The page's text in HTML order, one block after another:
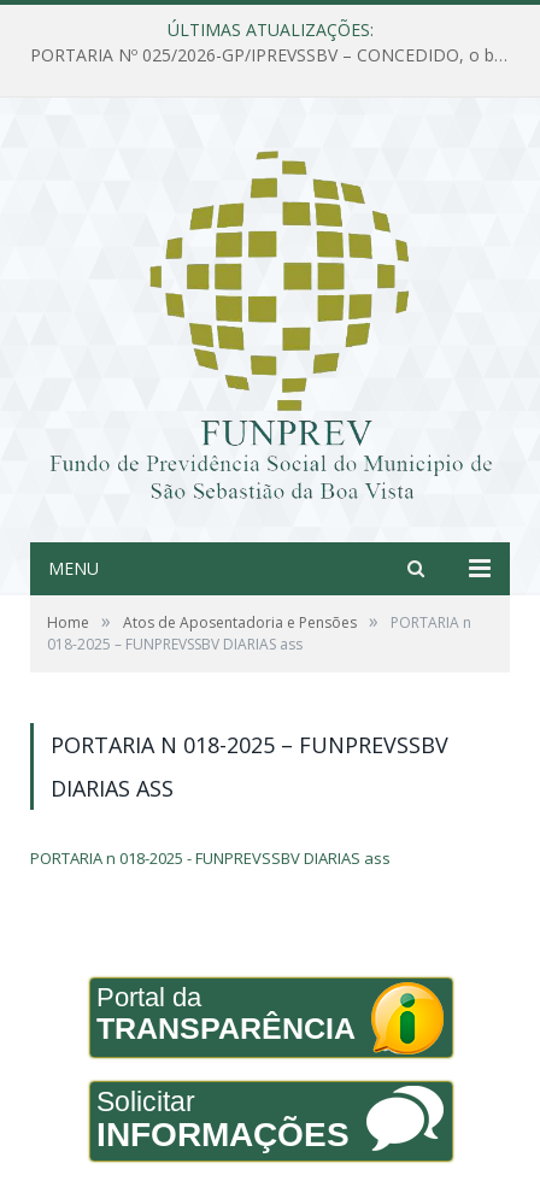
ÚLTIMAS ATUALIZAÇÕES:
PORTARIA Nº 025/2026-GP/IPREVSSBV – CONCEDIDO, o benefício de PENSÃO a MARIA ESTELA DOS SANTOS SOUZA
MENU
Home » Atos de Aposentadoria e Pensões »
PORTARIA n
018-2025 – FUNPREVSSBV DIARIAS ass
PORTARIA N 018-2025 – FUNPREVSSBV
DIARIAS ASS
PORTARIA n 018-2025 - FUNPREVSSBV DIARIAS ass
Portal da
TRANSPARÊNCIA
Solicitar
INFORMAÇÕES